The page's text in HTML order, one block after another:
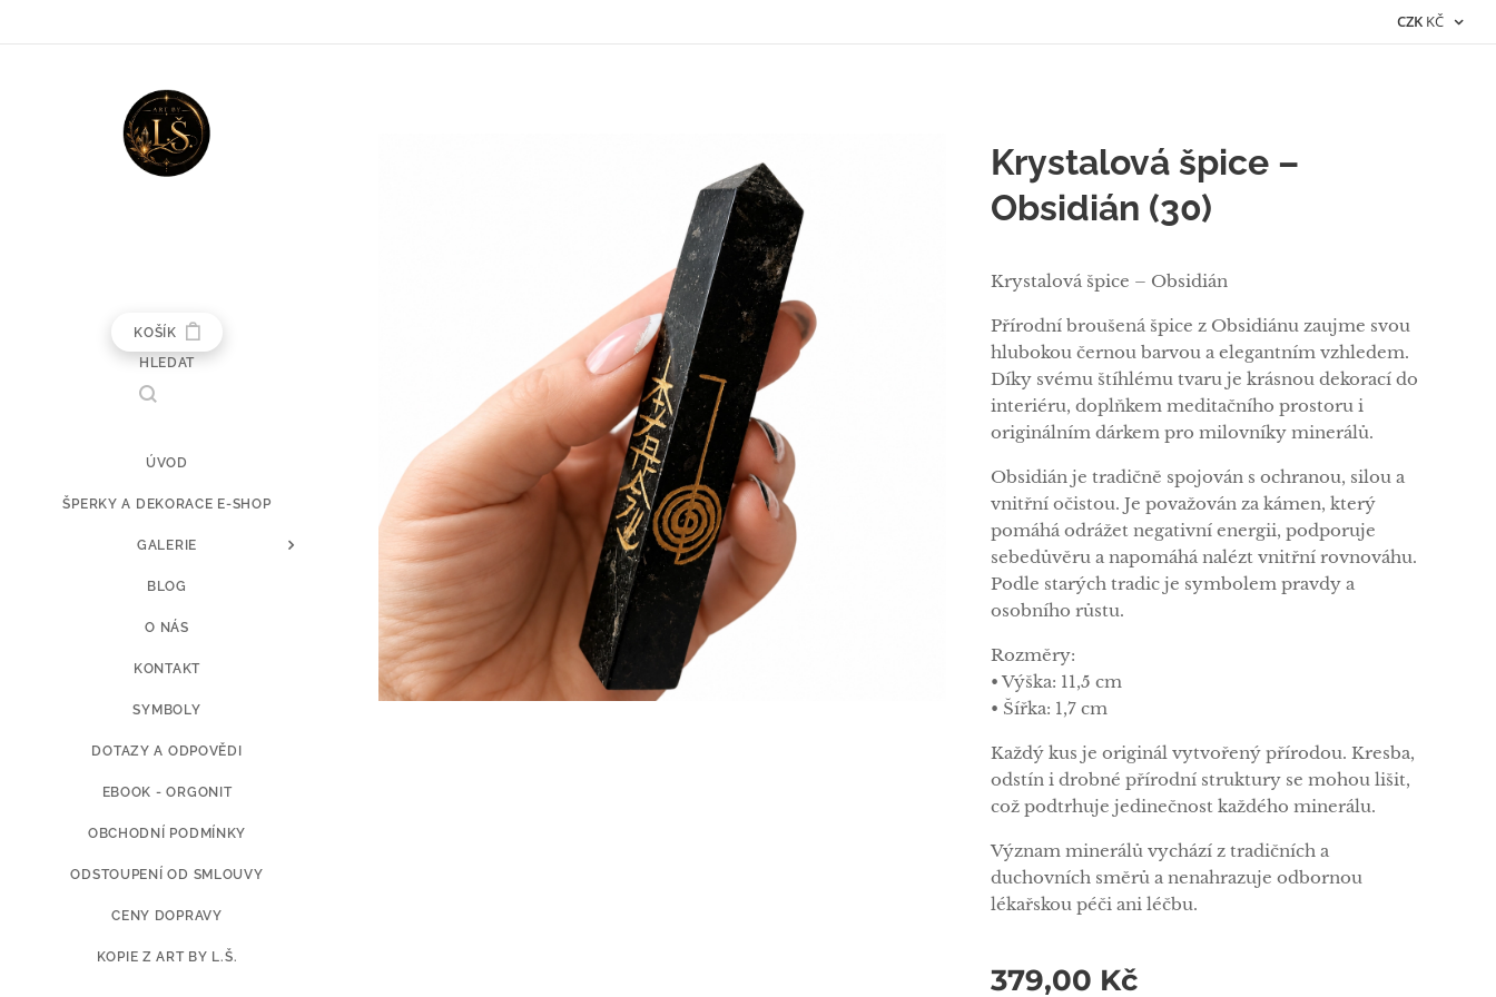
CZK KČ
KOŠÍK
HLEDAT
ÚVOD
ŠPERKY A DEKORACE E-SHOP
GALERIE
BLOG
O NÁS
KONTAKT
SYMBOLY
DOTAZY A ODPOVĚDI
EBOOK - ORGONIT
OBCHODNÍ PODMÍNKY
ODSTOUPENÍ OD SMLOUVY
CENY DOPRAVY
KOPIE Z ART BY L.Š.
Krystalová špice –
Obsidián (30)
Krystalová špice – Obsidián
Přírodní broušená špice z Obsidiánu zaujme svou
hlubokou černou barvou a elegantním vzhledem.
Díky svému štíhlému tvaru je krásnou dekorací do
interiéru, doplňkem meditačního prostoru i
originálním dárkem pro milovníky minerálů.
Obsidián je tradičně spojován s ochranou, silou a
vnitřní očistou. Je považován za kámen, který
pomáhá odrážet negativní energii, podporuje
sebedůvěru a napomáhá nalézt vnitřní rovnováhu.
Podle starých tradic je symbolem pravdy a
osobního růstu.
Rozměry:
• Výška: 11,5 cm
• Šířka: 1,7 cm
Každý kus je originál vytvořený přírodou. Kresba,
odstín i drobné přírodní struktury se mohou lišit,
což podtrhuje jedinečnost každého minerálu.
Význam minerálů vychází z tradičních a
duchovních směrů a nenahrazuje odbornou
lékařskou péči ani léčbu.
379,00 Kč